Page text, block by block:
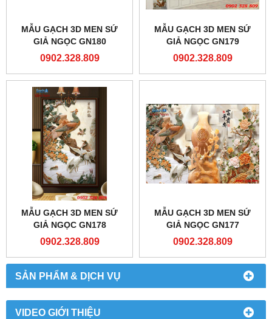
SẢN PHẨM & DỊCH VỤ
VIDEO GIỚI THIỆU
MẪU GẠCH 3D MEN SỨ
GIẢ NGỌC GN180
0902.328.809
MẪU GẠCH 3D MEN SỨ
GIẢ NGỌC GN179
0902.328.809
MẪU GẠCH 3D MEN SỨ
GIẢ NGỌC GN178
0902.328.809
MẪU GẠCH 3D MEN SỨ
GIẢ NGỌC GN177
0902.328.809